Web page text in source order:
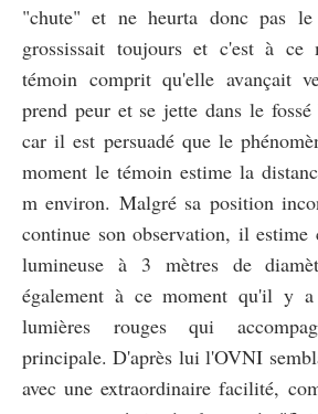
"chute" et ne heurta donc pas
grossissait toujours et c'est à ce
témoin comprit qu'elle avançait
prend peur et se jette dans le
car il est persuadé que le
moment le témoin estime la
m environ. Malgré sa position
continue son observation, il
lumineuse à 3 mètres de
également à ce moment qu'il y
lumières rouges qui
principale. D'après lui l'OVNI
avec une extraordinaire facilité,